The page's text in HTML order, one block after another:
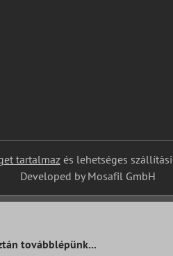
tartalmazés lehetséges
Developed by Mosafil GmbH
továbblépünk...